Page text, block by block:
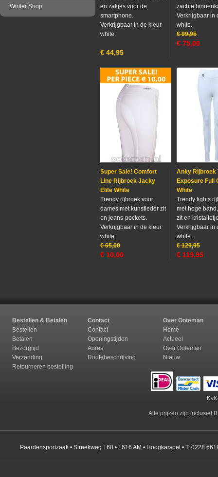
Winter Shop
en zakjes voor de
smartphone.
Verkrijgbaar in de kleur
white.
€ 44,95
zachte
Verkrijgbaar in
white.
€ 99,95
€ 75,00
Super Sale! Comfort
Line Rijbroek Jacky
Elite White
Trendy rijbroek voor
dames met kunstleder zit
en jeans-pockets.
Verkrijgbaar in de kleur
white.
€ 65,00
€ 10,00
Anky Rijbroek
Exposure Full
White
Trendy tights
met hoge
zit en
Verkrijgbaar in
white.
€ 129,95
€ 119,95
Bestellen & Betalen Contact
Over Ooteman
Bestellen
Contact
Home
Betalen
Openingstijden
Actueel
Bezorgtijd
Adres
Over Ooteman
Verzending
Routebeschrijving
Nieuw
Retourneren bestelling
Alle prijzen zijn inclusief
Paardensportzaak • Streekweg 160 • 1616 AM • Hoogkarspel • T: 0228